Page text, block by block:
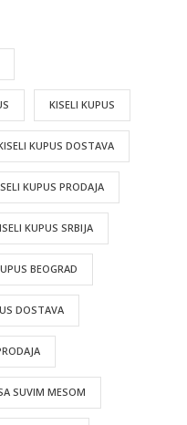
KISELI KUPUS
KUPUS DOSTAVA
KUPUS PRODAJA
KUPUS SRBIJA
BEOGRAD
DOSTAVA
SUVIM MESOM